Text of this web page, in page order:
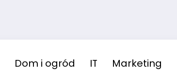
Dom i ogród IT Marketing